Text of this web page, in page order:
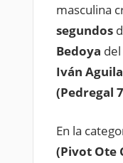
masculina
segundos
Bedoya del
Iván
(Pedregal
En la
(Pivot Ote